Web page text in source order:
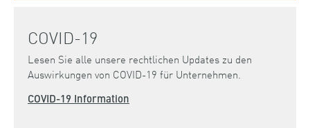
COVID-19
Lesen Sie alle unsere rechtlichen Updates zu den
Auswirkungen von COVID-19 für Unternehmen.
COVID-19 Information